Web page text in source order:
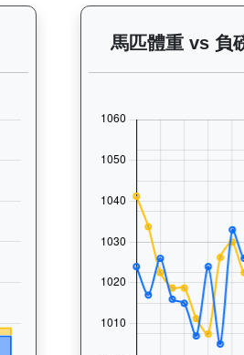
表：以月度圖表顯示馬匹
馬匹體重 vs 負